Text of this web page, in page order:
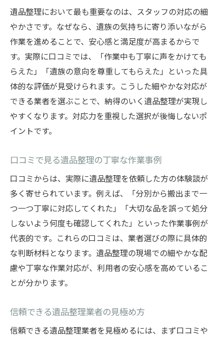
遺品整理において最も重要なのは、スタッフの対応の細
やかさです。なぜなら、遺族の気持ちに寄り添いながら
作業を進めることで、安心感と満足度が高まるからで
す。実際に口コミでは、「作業中も丁寧に声をかけても
らえた」「遺族の意向を尊重してもらえた」といった具
体的な評価が見受けられます。こうした細やかな対応が
できる業者を選ぶことで、納得のいく遺品整理が実現し
やすくなります。対応力を重視した選択が後悔しないポ
イントです。
口コミで見る遺品整理の丁寧な作業事例
口コミからは、実際に遺品整理を依頼した方の体験談が
多く寄せられています。例えば、「分別から搬出まで一
つ一つ丁寧に対応してくれた」「大切な品を誤って処分
しないよう何度も確認してくれた」といった作業事例が
代表的です。これらの口コミは、業者選びの際に具体的
な判断材料となります。遺品整理の現場での細やかな配
慮や丁寧な作業対応が、利用者の安心感を高めているこ
とが分かります。
信頼できる遺品整理業者の見極め方
信頼できる遺品整理業者を見極めるには、まず口コミや